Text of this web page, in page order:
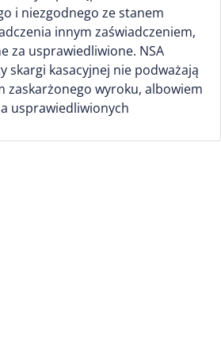
i niezgodnego ze stanem
innym zaświadczeniem,
za usprawiedliwione. NSA
skargi kasacyjnej nie podważają
zaskarżonego wyroku, albowiem
usprawiedliwionych